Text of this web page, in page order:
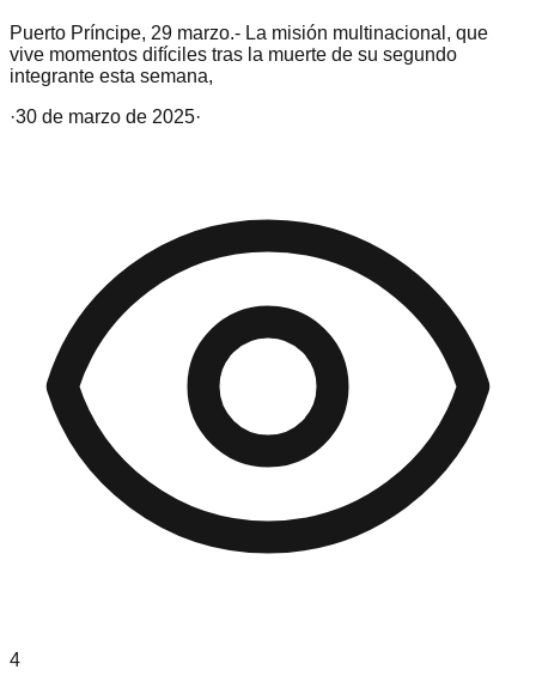
Puerto Príncipe, 29 marzo.- La misión multinacional, que
vive momentos difíciles tras la muerte de su segundo
integrante esta semana,
·30 de marzo de 2025·
4